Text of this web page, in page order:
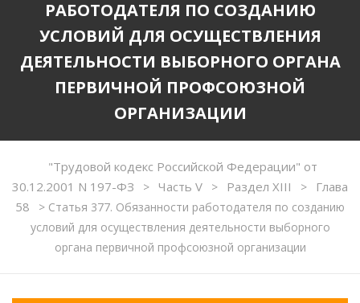
РАБОТОДАТЕЛЯ ПО СОЗДАНИЮ
УСЛОВИЙ ДЛЯ ОСУЩЕСТВЛЕНИЯ
ДЕЯТЕЛЬНОСТИ ВЫБОРНОГО ОРГАНА
ПЕРВИЧНОЙ ПРОФСОЮЗНОЙ
ОРГАНИЗАЦИИ
"Трудовой кодекс Российской Федерации" от
30.12.2001 N 197-ФЗ
> Часть V > Раздел XIII >
Глава
58
> Статья 377. Обязанности работодателя по созданию
условий для осуществления деятельности выборного
органа первичной профсоюзной организации